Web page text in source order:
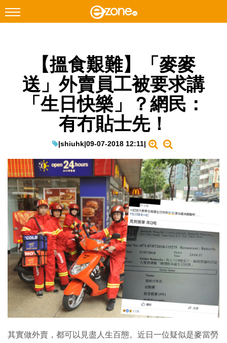
Facebook Instagram
科技焦點
EduTech
IT Times
生成式AI與雲端應用
Enterprise Digital Transformation
特集
【搵食艱難】「麥麥
送」外賣員工被要求講
「生日快樂」？網民：
有冇貼士先！
|shiuhk|09-07-2018 12:11|
其實做外賣，都可以見盡人生百態。近日一位疑似是麥當勞